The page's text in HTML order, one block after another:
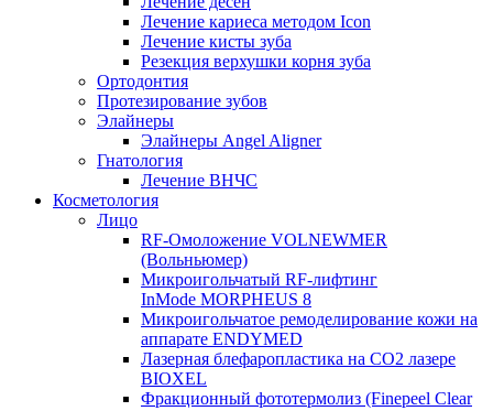
Лечение кариеса методом Icon
Лечение кисты зуба
Резекция верхушки корня зуба
Ортодонтия
Протезирование зубов
Элайнеры
Элайнеры Angel Aligner
Гнатология
Лечение ВНЧС
Косметология
Лицо
RF-Омоложение VOLNEWMER
(Вольньюмер)
Микроигольчатый RF-лифтинг
InMode MORPHEUS 8
Микроигольчатое ремоделирование кожи на
аппарате ENDYMED
Лазерная блефаропластика на CO2 лазере
BIOXEL
Фракционный фототермолиз (Finepeel Clear